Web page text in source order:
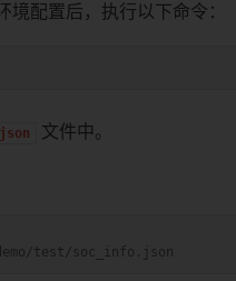
境配置后，执行以下命令：
文件中。
test/soc_info.json